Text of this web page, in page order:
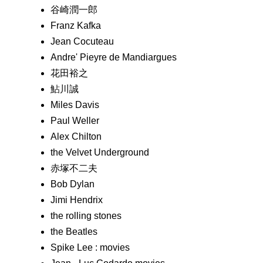
谷崎潤一郎
Franz Kafka
Jean Cocuteau
Andre' Pieyre de Mandiargues
花田裕之
鮎川誠
Miles Davis
Paul Weller
Alex Chilton
the Velvet Underground
赤塚不二夫
Bob Dylan
Jimi Hendrix
the rolling stones
the Beatles
Spike Lee : movies